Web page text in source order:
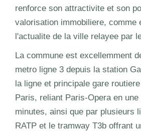
renforce son attractivite et son
valorisation immobiliere, comme
l'actualite de la ville relayee par
La commune est excellemment
metro ligne 3 depuis la station
la ligne et principale gare
Paris, reliant Paris-Opera en une
minutes, ainsi que par plusieurs
RATP et le tramway T3b offrant